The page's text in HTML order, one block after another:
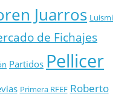
Juarros Luismi
de Fichajes
Partidos Pellicer
Primera RFEF Roberto